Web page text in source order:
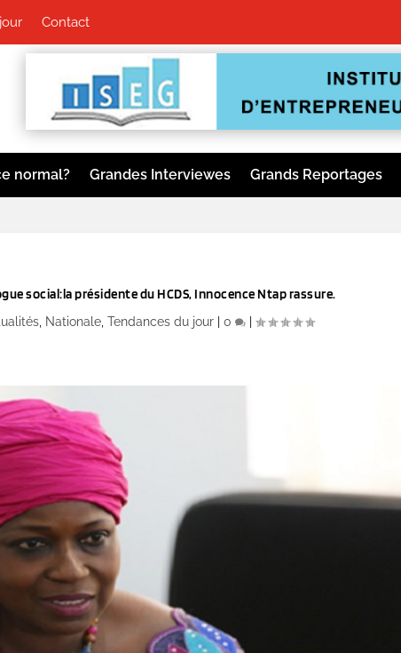
Contact
normal? Grandes Interviewes Grands Reportages
social:la présidente du HCDS, Innocence Ntap rassure.
, Nationale, Tendances du jour| 0 |